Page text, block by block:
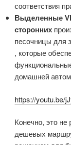
соответствия
Выделенные
сторонних
песочницы для
, которые
домашней
https://youtu.be/
Конечно, это
дешевых